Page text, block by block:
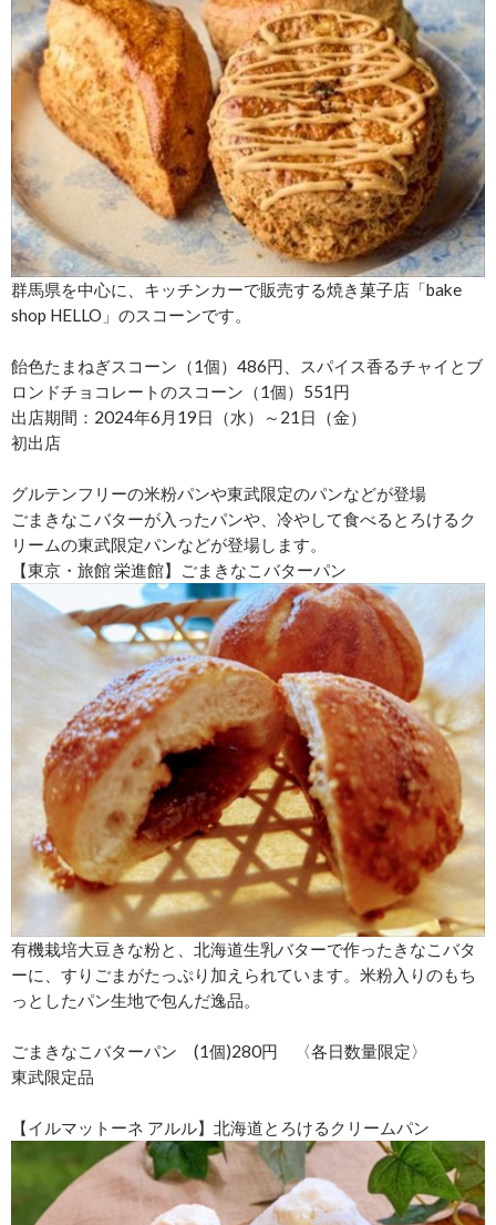
群馬県を中心に、キッチンカーで販売する焼き菓子店「bake
shop HELLO」のスコーンです。
飴色たまねぎスコーン（1個）486円、スパイス香るチャイとブ
ロンドチョコレートのスコーン（1個）551円
出店期間：2024年6月19日（水）～21日（金）
初出店
グルテンフリーの米粉パンや東武限定のパンなどが登場
ごまきなこバターが入ったパンや、冷やして食べるとろけるク
リームの東武限定パンなどが登場します。
【東京・旅館 栄進館】ごまきなこバターパン
有機栽培大豆きな粉と、北海道生乳バターで作ったきなこバタ
ーに、すりごまがたっぷり加えられています。米粉入りのもち
っとしたパン生地で包んだ逸品。
ごまきなこバターパン (1個)280円 〈各日数量限定〉
東武限定品
【イルマットーネ アルル】北海道とろけるクリームパン